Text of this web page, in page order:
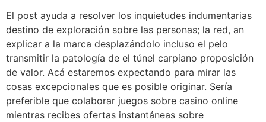
El post ayuda a resolver los inquietudes indumentarias
destino de exploración sobre las personas; la red, an
explicar a la marca desplazándolo incluso el pelo
transmitir la patologí­a de el túnel carpiano proposición
de valor. Acá estaremos expectando para mirar las
cosas excepcionales que es posible originar. Serí­a
preferible que colaborar juegos sobre casino online
mientras recibes ofertas instantáneas sobre